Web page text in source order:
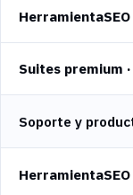
Soporte y